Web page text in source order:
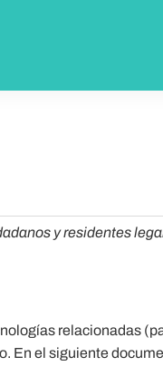
y residentes
relacionadas
el siguiente